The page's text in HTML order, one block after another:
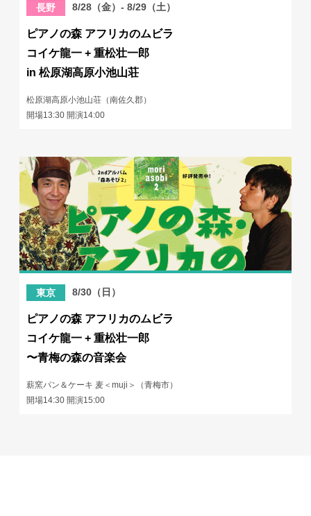
長野 8/28（金）- 8/29（土）
ピアノの森 アフリカのムビラ
コイケ龍一 + 重松壮一郎
in 松原湖高原小池山荘
松原湖高原小池山荘（南佐久郡）
開場13:30 開演14:00
東京 8/30（日）
ピアノの森 アフリカのムビラ
コイケ龍一 + 重松壮一郎
〜青梅の森の音楽会
薪窯パン＆ケーキ 麦＜muji＞（青梅市）
開場14:30 開演15:00